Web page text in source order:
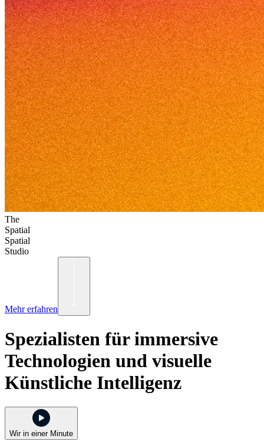
The
Spatial
Spatial
Studio
Mehr erfahren
Spezialisten für immersive
Technologien und visuelle
Künstliche Intelligenz
Wir in einer Minute